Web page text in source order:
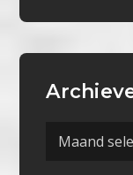
Archieven